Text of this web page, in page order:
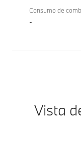
Consumo de
-
Vista